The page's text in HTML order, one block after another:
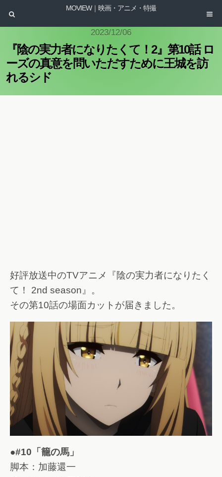
MOVIEW｜映画・アニメ・特撮
2023/12/06
『陰の実力者になりたくて！2』第10話 ロ
ーズの真意を問いただすために王城を訪
れるシド
好評放送中のTVアニメ『陰の実力者になりたく
て！ 2nd season』。
その第10話の場面カットが届きました。
●#10「籠の馬」
脚本：加藤還一